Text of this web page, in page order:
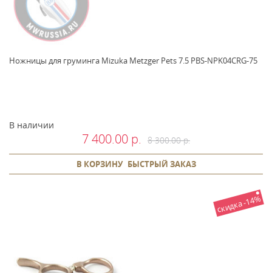
Ножницы для груминга Mizuka Metzger Pets 7.5 PBS-NPK04CRG-75
В наличии
7 400.00 р. 8 300.00 р.
В КОРЗИНУ БЫСТРЫЙ ЗАКАЗ
скидка -14%